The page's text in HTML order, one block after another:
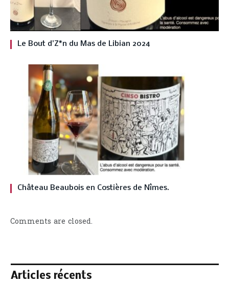
Le Bout d’Z*n du Mas de Libian 2024
Château Beaubois en Costières de Nîmes.
Comments are closed.
Articles récents